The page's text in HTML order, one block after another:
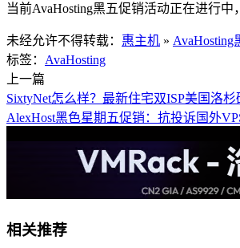
当前AvaHosting黑五促销活动正在进行
未经允许不得转载： 惠主机 »
标签： AvaHosting
上一篇
SixtyNet怎么样？最新住宅双ISP美国洛
AlexHost黑色星期五促销：抗投诉国外
相关推荐